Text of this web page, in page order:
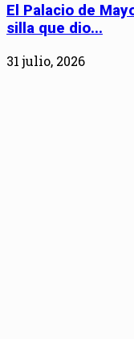
El Palacio de
silla que dio...
31 julio, 2026